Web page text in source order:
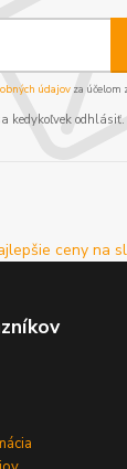
údajov za účelom
kedykoľvek odhlásiť.